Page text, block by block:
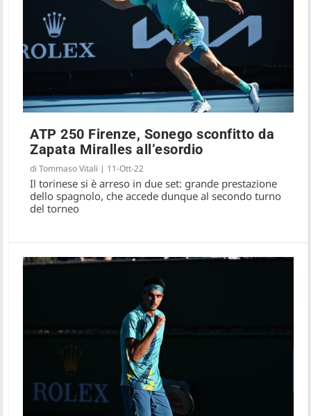
ATP 250 Firenze, Sonego sconfitto da
Zapata Miralles all’esordio
diTommaso Vitali | 11-Ott-22
Il torinese si è arreso in due set: grande prestazione
dello spagnolo, che accede dunque al secondo turno
del torneo